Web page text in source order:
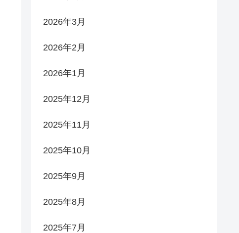
2026年3月
2026年2月
2026年1月
2025年12月
2025年11月
2025年10月
2025年9月
2025年8月
2025年7月